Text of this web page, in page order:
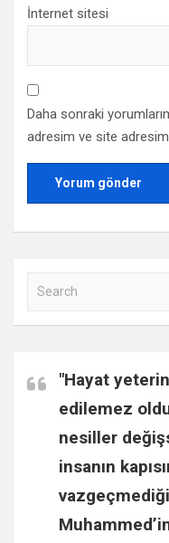
İnternet sitesi
Daha sonraki
adresim ve site adresim
a
c
h
"Hayat
edilemez
nesiller
insanın
Muhammed